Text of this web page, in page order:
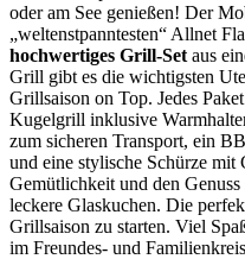
oder am See genießen! Der
„weltenstpanntesten“ Allnet
hochwertiges Grill-Set aus
Grill gibt es die wichtigsten
Grillsaison on Top. Jedes
Kugelgrill inklusive
zum sicheren Transport, ein
und eine stylische Schürze
Gemütlichkeit und den
leckere Glaskuchen. Die
Grillsaison zu starten. Viel
im Freundes- und